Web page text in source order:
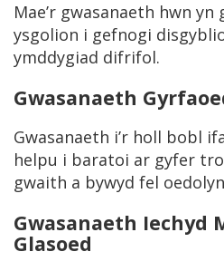
Mae’r gwasanaeth hwn
ysgolion i gefnogi
ymddygiad difrifol.
Gwasanaeth
Gwasanaeth i’r holl bobl
helpu i baratoi ar gyfer
gwaith a bywyd fel
Gwasanaeth Iechyd
Glasoed